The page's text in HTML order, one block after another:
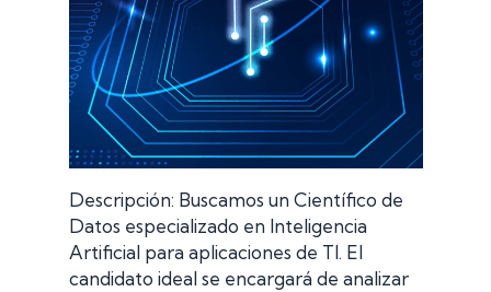
Descripción: Buscamos un Científico de
Datos especializado en Inteligencia
Artificial para aplicaciones de TI. El
candidato ideal se encargará de analizar